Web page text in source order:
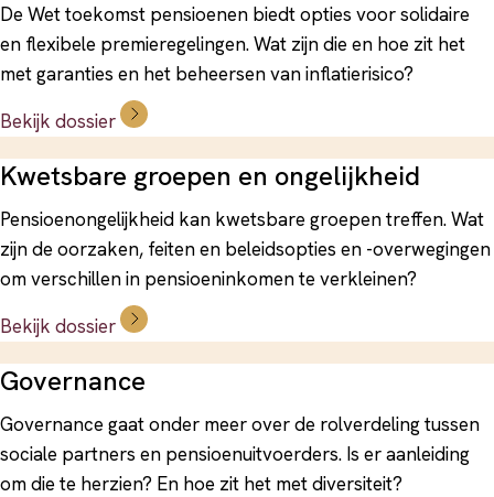
De Wet toekomst pensioenen biedt opties voor solidaire
en flexibele premieregelingen. Wat zijn die en hoe zit het
met garanties en het beheersen van inflatierisico?
Bekijk dossier
Kwetsbare groepen en ongelijkheid
Pensioenongelijkheid kan kwetsbare groepen treffen. Wat
zijn de oorzaken, feiten en beleidsopties en -overwegingen
om verschillen in pensioeninkomen te verkleinen?
Bekijk dossier
Governance
Governance gaat onder meer over de rolverdeling tussen
sociale partners en pensioenuitvoerders. Is er aanleiding
om die te herzien? En hoe zit het met diversiteit?